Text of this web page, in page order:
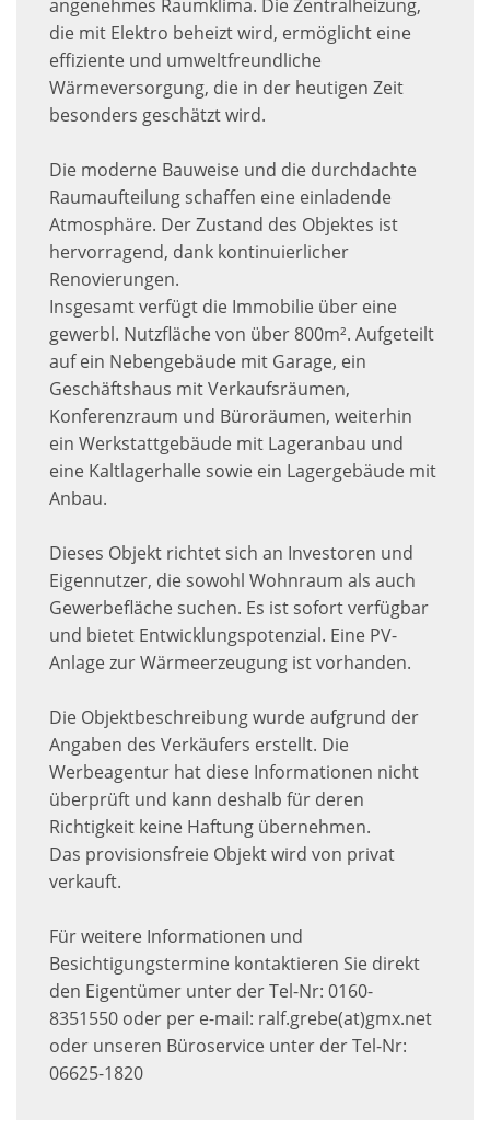
angenehmes Raumklima. Die Zentralheizung,
die mit Elektro beheizt wird, ermöglicht eine
effiziente und umweltfreundliche
Wärmeversorgung, die in der heutigen Zeit
besonders geschätzt wird.
Die moderne Bauweise und die durchdachte
Raumaufteilung schaffen eine einladende
Atmosphäre. Der Zustand des Objektes ist
hervorragend, dank kontinuierlicher
Renovierungen.
Insgesamt verfügt die Immobilie über eine
gewerbl. Nutzfläche von über 800m². Aufgeteilt
auf ein Nebengebäude mit Garage, ein
Geschäftshaus mit Verkaufsräumen,
Konferenzraum und Büroräumen, weiterhin
ein Werkstattgebäude mit Lageranbau und
eine Kaltlagerhalle sowie ein Lagergebäude mit
Anbau.
Dieses Objekt richtet sich an Investoren und
Eigennutzer, die sowohl Wohnraum als auch
Gewerbefläche suchen. Es ist sofort verfügbar
und bietet Entwicklungspotenzial. Eine PV-
Anlage zur Wärmeerzeugung ist vorhanden.
Die Objektbeschreibung wurde aufgrund der
Angaben des Verkäufers erstellt. Die
Werbeagentur hat diese Informationen nicht
überprüft und kann deshalb für deren
Richtigkeit keine Haftung übernehmen.
Das provisionsfreie Objekt wird von privat
verkauft.
Für weitere Informationen und
Besichtigungstermine kontaktieren Sie direkt
den Eigentümer unter der Tel-Nr: 0160-
8351550 oder per e-mail: ralf.grebe(at)gmx.net
oder unseren Büroservice unter der Tel-Nr:
06625-1820